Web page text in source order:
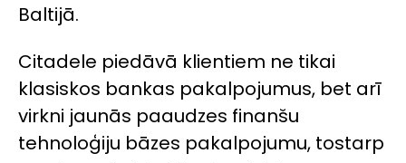
Baltijā.
Citadele piedāvā klientiem ne tikai
klasiskos bankas pakalpojumus, bet arī
virkni jaunās paaudzes finanšu
tehnoloģiju bāzes pakalpojumu, tostarp